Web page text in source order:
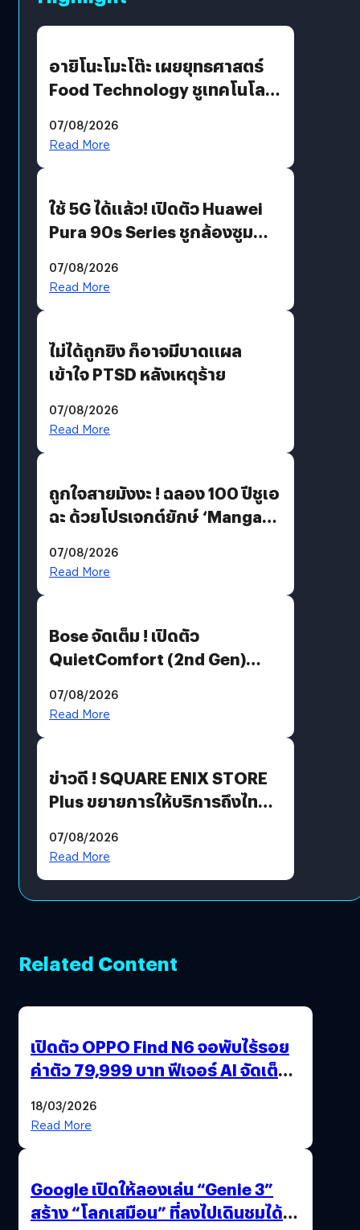
อายิโนะโมะโต๊ะ เผยยุทธศาสตร์
Food Technology ชูเทคโนโลยี
บริโภคและ B2B
07/08/2026
Read More
ใช้ 5G ได้แล้ว! เปิดตัว Huawei
Pura 90s Series ชูกล้องซูม
07/08/2026
Read More
ไม่ได้ถูกยิง ก็อาจมีบาดแผล
เข้าใจ PTSD หลังเหตุร้าย
07/08/2026
Read More
ถูกใจสายมังงะ ! ฉลอง 100 ปีชูเอ
ฉะ ด้วยโปรเจกต์ยักษ์ ‘Manga
มีภาษาไทยด้วย
07/08/2026
Read More
Bose จัดเต็ม ! เปิดตัว
QuietComfort (2nd Gen)
07/08/2026
Read More
ข่าวดี ! SQUARE ENIX STORE
Plus ขยายการให้บริการถึงไทย
โดยตรง
07/08/2026
Read More
Related Content
เปิดตัว OPPO Find N6 จอพับไร้รอย
ค่าตัว 79,999 บาท ฟีเจอร์ AI จัดเต็ม
18/03/2026
Read More
Google เปิดให้ลองเล่น “Genie 3”
สร้าง “โลกเสมือน” ที่ลงไปเดินชมได้